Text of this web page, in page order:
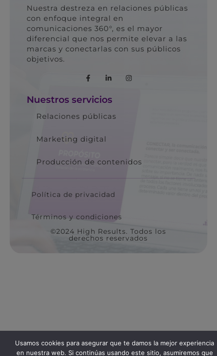
Nuestra destreza en relaciones públicas
con enfoque integral en
comunicaciones 360°, es el mayor
diferencial que nos permite elevar a las
marcas y conectarlas con sus públicos
objetivos.
Nuestros servicios
Relaciones públicas
Marketing digital
Producción de contenidos
©2024 High Results. Todos los
derechos reservados
Política de privacidad
Términos y condiciones
Usamos cookies para asegurar que te damos la mejor experiencia
en nuestra web. Si continúas usando este sitio, asumiremos que